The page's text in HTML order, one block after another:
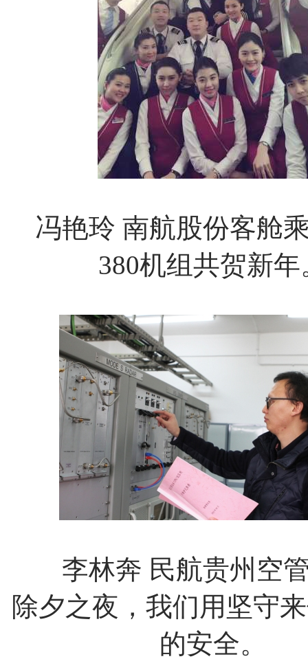
冯艳玲 南航股份客舱
380机组共贺新年
李林奔 民航贵州空
除夕之夜，我们用坚守
的安全。